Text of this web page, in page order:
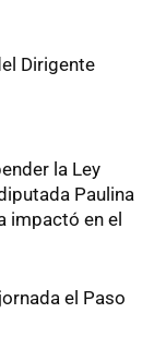
Dirigente
la Ley
Paulina
impactó en el
el Paso